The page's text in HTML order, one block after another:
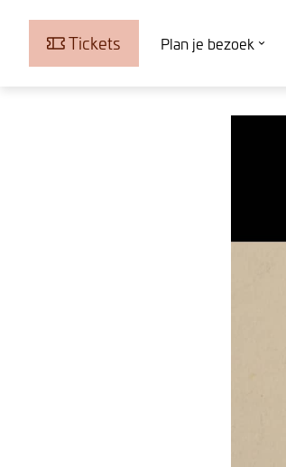
Tickets Plan je bezoek